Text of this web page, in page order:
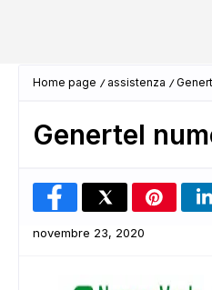
Home page assistenza
Genertel
novembre 23, 2020